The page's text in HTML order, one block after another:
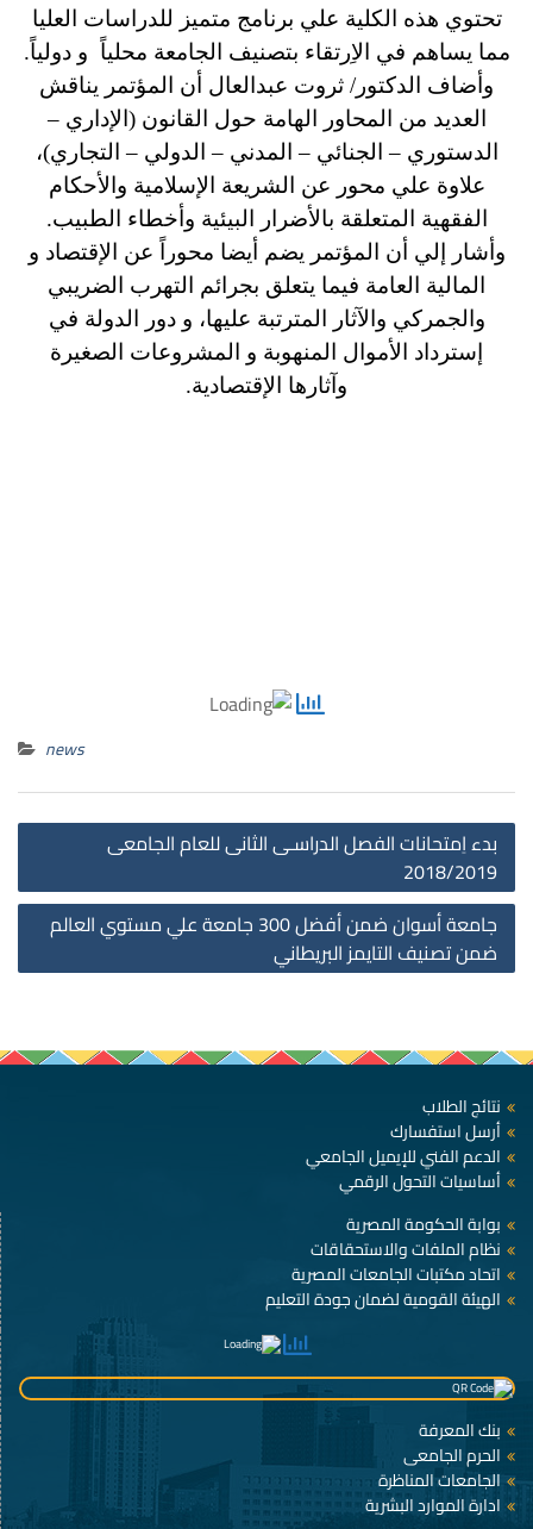
تحتوي هذه الكلية علي برنامج متميز للدراسات العليا
مما يساهم في الاِرتقاء بتصنيف الجامعة محلياً و دولياً.
وأضاف الدكتور/ ثروت عبدالعال أن المؤتمر يناقش
العديد من المحاور الهامة حول القانون (الإداري –
الدستوري – الجنائي – المدني – الدولي – التجاري)،
علاوة علي محور عن الشريعة الإسلامية والأحكام
الفقهية المتعلقة بالأضرار البيئية وأخطاء الطبيب.
وأشار إلي أن المؤتمر يضم أيضا محوراً عن الإقتصاد و
المالية العامة فيما يتعلق بجرائم التهرب الضريبي
والجمركي والآثار المترتبة عليها، و دور الدولة في
إسترداد الأموال المنهوبة و المشروعات الصغيرة
وآثارها الإقتصادية.
news
بدء اِمتحانات الفصل الدراسـى الثانى للعام الجامعى
2018/2019
جامعة أسوان ضمن أفضل 300 جامعة علي مستوي العالم
ضمن تصنيف التايمز البريطاني
نتائج الطلاب
أرسل استفسارك
الدعم الفني للإيميل الجامعي
أساسيات التحول الرقمي
بوابة الحكومة المصرية
نظام الملفات والاستحقاقات
اتحاد مكتبات الجامعات المصرية
الهيئة القومية لضمان جودة التعليم
بنك المعرفة
الحرم الجامعى
الجامعات المناظرة
ادارة الموارد البشرية